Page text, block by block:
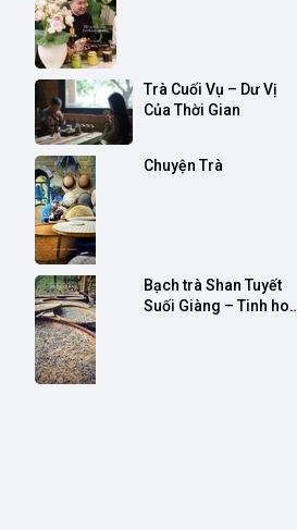
Trà Cuối Vụ – Dư Vị
Của Thời Gian
Chuyện Trà
Bạch trà Shan Tuyết
Suối Giàng – Tinh hoa